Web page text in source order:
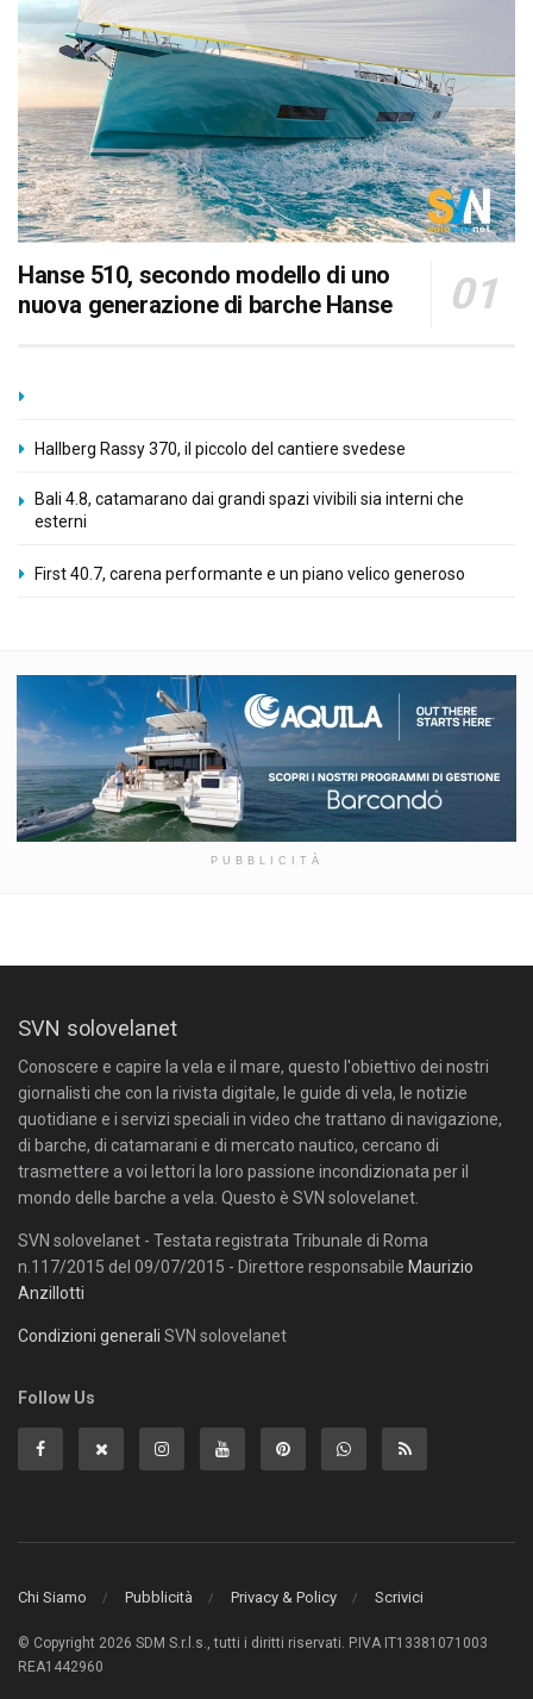
Hanse 510, secondo modello di uno
nuova generazione di barche Hanse
Hallberg Rassy 370, il piccolo del cantiere svedese
Bali 4.8, catamarano dai grandi spazi vivibili sia interni che
esterni
First 40.7, carena performante e un piano velico generoso
PUBBLICITÀ
SVN solovelanet
Conoscere e capire la vela e il mare, questo l'obiettivo dei nostri
giornalisti che con la rivista digitale, le guide di vela, le notizie
quotidiane e i servizi speciali in video che trattano di navigazione,
di barche, di catamarani e di mercato nautico, cercano di
trasmettere a voi lettori la loro passione incondizionata per il
mondo delle barche a vela. Questo è SVN solovelanet.
SVN solovelanet - Testata registrata Tribunale di Roma
n.117/2015 del 09/07/2015 - Direttore responsabile Maurizio
Anzillotti
Condizioni generali SVN solovelanet
Follow Us
Chi Siamo Pubblicità Privacy & Policy Scrivici
© Copyright 2026 SDM S.r.l.s., tutti i diritti riservati. P.IVA IT13381071003
REA1442960